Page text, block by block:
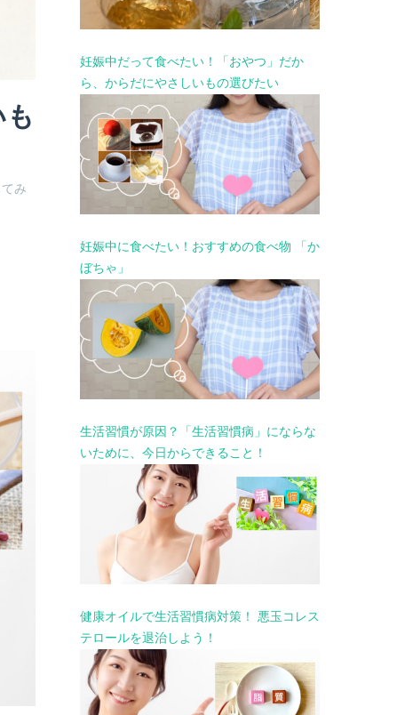
み
妊娠中だって食べたい！「おやつ」だか
ら、からだにやさしいもの選びたい
妊娠中に食べたい！おすすめの食べ物 「か
ぼちゃ」
生活習慣が原因？「生活習慣病」にならな
いために、今日からできること！
健康オイルで生活習慣病対策！ 悪玉コレス
テロールを退治しよう！